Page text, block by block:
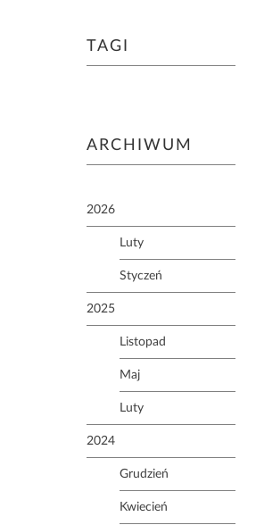
TAGI
ARCHIWUM
2026
Luty
Styczeń
2025
Listopad
Maj
Luty
2024
Grudzień
Kwiecień